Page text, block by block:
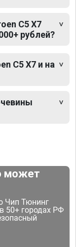
C5 X7
рублей?
C5 X7 и на
может
Чип Тюнинг
50+ городах РФ